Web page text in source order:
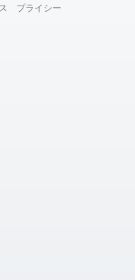
ス プライシー